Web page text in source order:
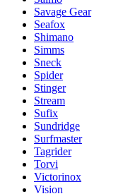
Savage Gear
Seafox
Shimano
Simms
Sneck
Spider
Stinger
Stream
Sufix
Sundridge
Surfmaster
Tagrider
Torvi
Victorinox
Vision